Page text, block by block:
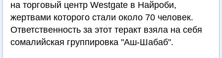
на торговый центр Westgate в Найроби,
жертвами которого стали около 70 человек.
Ответственность за этот теракт взяла на себя
сомалийская группировка "Аш-Шабаб".